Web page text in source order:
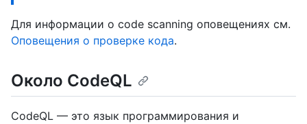
Для информации о code scanning оповещениях см.
Оповещения о проверке кода.
Около CodeQL
CodeQL — это язык программирования и